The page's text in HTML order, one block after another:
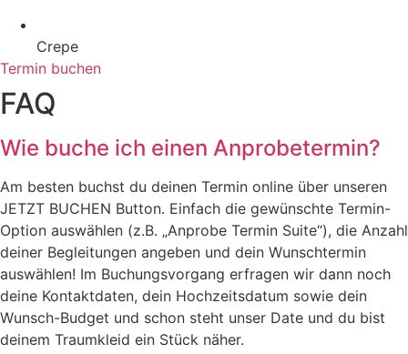
Crepe
Termin buchen
FAQ
Wie buche ich einen Anprobetermin?
Am besten buchst du deinen Termin online über unseren
JETZT BUCHEN Button. Einfach die gewünschte Termin-
Option auswählen (z.B. „Anprobe Termin Suite“), die Anzahl
deiner Begleitungen angeben und dein Wunschtermin
auswählen! Im Buchungsvorgang erfragen wir dann noch
deine Kontaktdaten, dein Hochzeitsdatum sowie dein
Wunsch-Budget und schon steht unser Date und du bist
deinem Traumkleid ein Stück näher.